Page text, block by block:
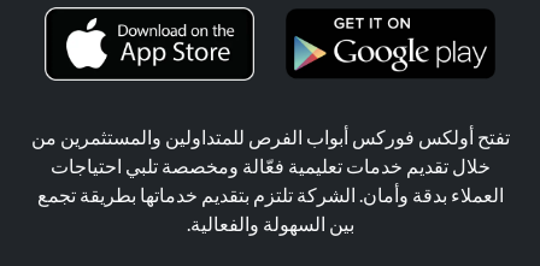
تفتح أولكس فوركس أبواب الفرص للمتداولين والمستثمرين من
خلال تقديم خدمات تعليمية فعّالة ومخصصة تلبي احتياجات
العملاء بدقة وأمان. الشركة تلتزم بتقديم خدماتها بطريقة تجمع
بين السهولة والفعالية.